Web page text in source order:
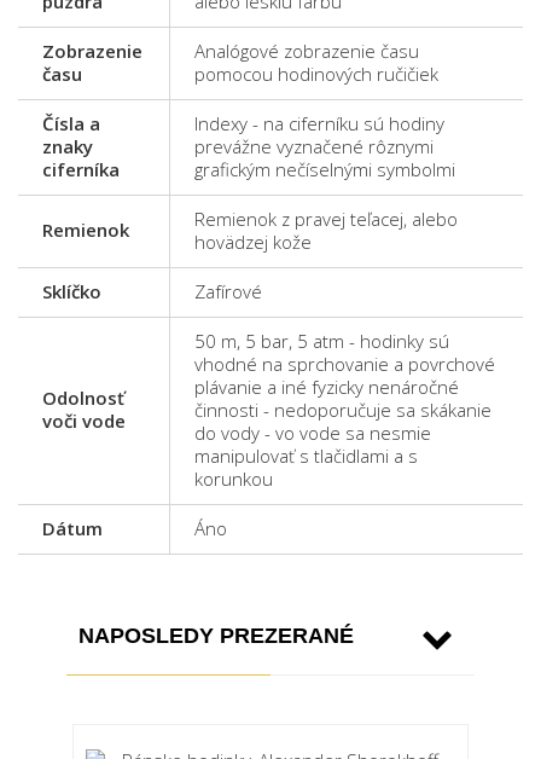
Zobrazenie
času
Analógové zobrazenie času
pomocou hodinových ručičiek
Čísla a
znaky
ciferníka
Indexy - na ciferníku sú hodiny
prevážne vyznačené rôznymi
grafickým nečíselnými symbolmi
Remienok
Remienok z pravej teľacej, alebo
hovädzej kože
Sklíčko Zafírové
Odolnosť
voči vode
50 m, 5 bar, 5 atm - hodinky sú
vhodné na sprchovanie a povrchové
plávanie a iné fyzicky nenáročné
činnosti - nedoporučuje sa skákanie
do vody - vo vode sa nesmie
manipulovať s tlačidlami a s
korunkou
Dátum Áno
NAPOSLEDY PREZERANÉ